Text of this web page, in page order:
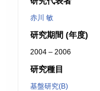
赤川 敏
研究期間 (年度)
2004 – 2006
研究種目
基盤研究(B)